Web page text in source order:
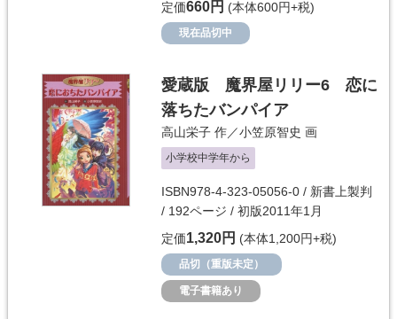
定価660円 (本体600円+税)
現在品切中
愛蔵版 魔界屋リリー6 恋に
落ちたバンパイア
高山栄子 作／小笠原智史 画
小学校中学年から
ISBN978-4-323-05056-0 / 新書上製判
/ 192ページ / 初版2011年1月
定価1,320円 (本体1,200円+税)
品切（重版未定）
電子書籍あり